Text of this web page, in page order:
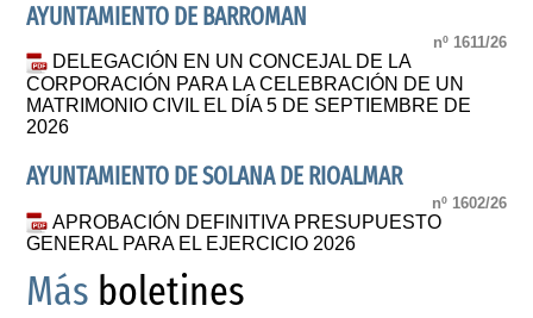
AYUNTAMIENTO DE BARROMAN
nº 1611/26
DELEGACIÓN EN UN CONCEJAL DE LA
CORPORACIÓN PARA LA CELEBRACIÓN DE UN
MATRIMONIO CIVIL EL DÍA 5 DE SEPTIEMBRE DE
2026
AYUNTAMIENTO DE SOLANA DE RIOALMAR
nº 1602/26
APROBACIÓN DEFINITIVA PRESUPUESTO
GENERAL PARA EL EJERCICIO 2026
Más boletines